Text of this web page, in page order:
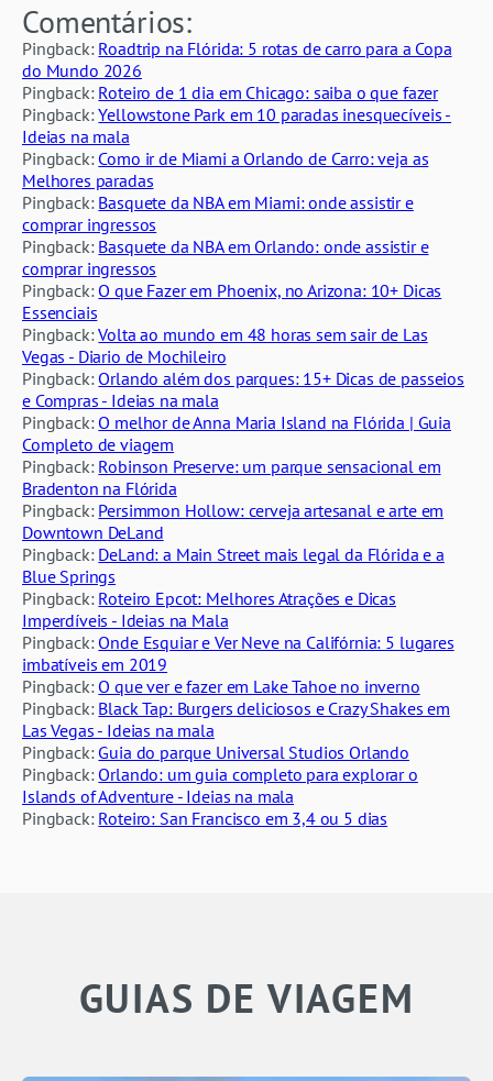
Comentários:
Pingback: Roadtrip na Flórida: 5 rotas de carro para a Copa
do Mundo 2026
Pingback: Roteiro de 1 dia em Chicago: saiba o que fazer
Pingback:Yellowstone Park em 10 paradas inesquecíveis -
Ideias na mala
Pingback: Como ir de Miami a Orlando de Carro: veja as
Melhores paradas
Pingback: Basquete da NBA em Miami: onde assistir e
comprar ingressos
Pingback: Basquete da NBA em Orlando: onde assistir e
comprar ingressos
Pingback:O que Fazer em Phoenix, no Arizona: 10+ Dicas
Essenciais
Pingback:Volta ao mundo em 48 horas sem sair de Las
Vegas - Diario de Mochileiro
Pingback:Orlando além dos parques: 15+ Dicas de passeios
e Compras - Ideias na mala
Pingback:O melhor de Anna Maria Island na Flórida | Guia
Completo de viagem
Pingback: Robinson Preserve: um parque sensacional em
Bradenton na Flórida
Pingback: Persimmon Hollow: cerveja artesanal e arte em
Downtown DeLand
Pingback: DeLand: a Main Street mais legal da Flórida e a
Blue Springs
Pingback: Roteiro Epcot: Melhores Atrações e Dicas
Imperdíveis - Ideias na Mala
Pingback:Onde Esquiar e Ver Neve na Califórnia: 5 lugares
imbatíveis em 2019
Pingback:O que ver e fazer em Lake Tahoe no inverno
Pingback: Black Tap: Burgers deliciosos e Crazy Shakes em
Las Vegas - Ideias na mala
Pingback: Guia do parque Universal Studios Orlando
Pingback:Orlando: um guia completo para explorar o
Islands of Adventure - Ideias na mala
Pingback: Roteiro: San Francisco em 3,4 ou 5 dias
GUIAS DE VIAGEM